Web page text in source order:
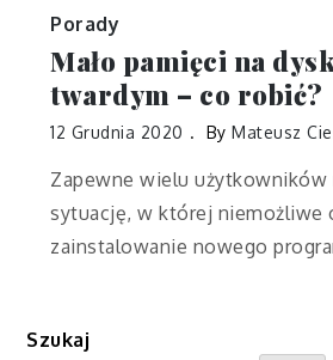
Porady
Mało pamięci na
twardym – co robić?
12 Grudnia 2020 ByMateusz
Zapewne wielu użytkowników
sytuację, w której niemożliwe
zainstalowanie nowego
Szukaj